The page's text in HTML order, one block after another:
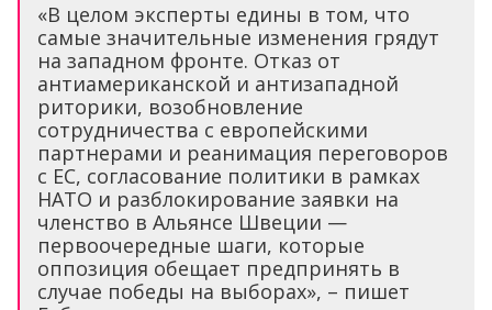
«В целом эксперты едины в том, что
самые значительные изменения грядут
на западном фронте. Отказ от
антиамериканской и антизападной
риторики, возобновление
сотрудничества с европейскими
партнерами и реанимация переговоров
с ЕС, согласование политики в рамках
НАТО и разблокирование заявки на
членство в Альянсе Швеции —
первоочередные шаги, которые
оппозиция обещает предпринять в
случае победы на выборах», – пишет